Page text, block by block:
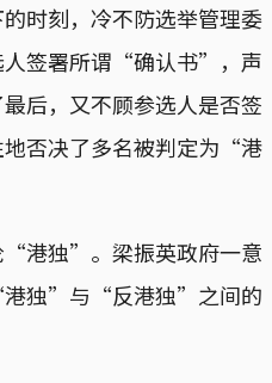
时刻，冷不防选举管理委
人签署所谓“确认书”，声
后，又不顾参选人是否签
否决了多名被判定为“港
“港独”。梁振英政府一意
港独”与“反港独”之间的